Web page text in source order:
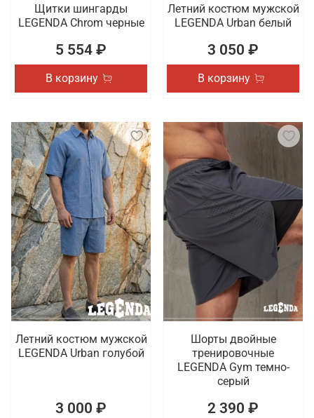
Щитки шингарды
LEGENDA Chrom черные
5 554 ₽
В корзину
Летний костюм мужской
LEGENDA Urban белый
3 050 ₽
В корзину
Летний костюм мужской
LEGENDA Urban голубой
3 000 ₽
Шорты двойные
тренировочные
LEGENDA Gym темно-
серый
2 390 ₽